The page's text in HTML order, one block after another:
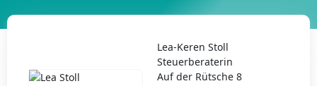
Lea-Keren Stoll
Steuerberaterin
Auf der Rütsche 8